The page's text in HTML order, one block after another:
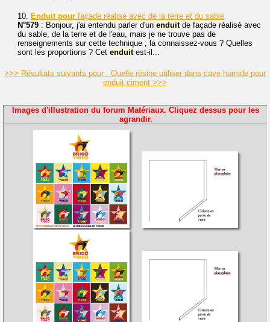
10. Enduit pour façade réalisé avec de la terre et du sable
N°579 : Bonjour, j'ai entendu parler d'un enduitde façade réalisé avec
du sable, de la terre et de l'eau, mais je ne trouve pas de
renseignements sur cette technique ; la connaissez-vous ? Quelles
sont les proportions ? Cet enduitest-il...
>>> Résultats suivants pour : Quelle résine utiliser dans cave humide pour
enduit ciment >>>
Images d'illustration du forum Matériaux. Cliquez dessus pour les
agrandir.